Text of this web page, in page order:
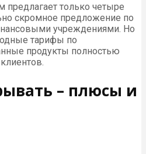
только четыре
скромное предложение по
учреждениями. Но
тарифы по
продукты полностью
– плюсы и